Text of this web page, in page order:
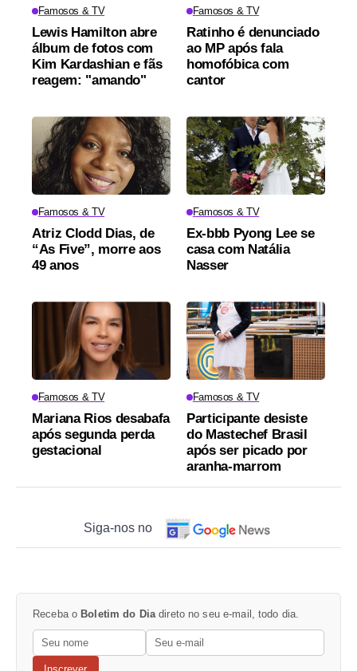
Famosos & TV
Lewis Hamilton abre
álbum de fotos com
Kim Kardashian e fãs
reagem: "amando"
Famosos & TV
Ratinho é denunciado
ao MP após fala
homofóbica com
cantor
Famosos & TV
Atriz Clodd Dias, de
“As Five”, morre aos
49 anos
Famosos & TV
Ex-bbb Pyong Lee se
casa com Natália
Nasser
Famosos & TV
Mariana Rios desabafa
após segunda perda
gestacional
Famosos & TV
Participante desiste
do Mastechef Brasil
após ser picado por
aranha-marrom
Siga-nos no
Receba o Boletim do Diadireto no seu e-mail, todo dia.